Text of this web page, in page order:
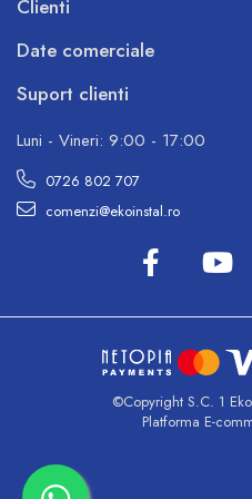
Clienti
Date comerciale
Suport clienti
Luni - Vineri: 9:00 - 17:00
0726 802 707
comenzi@ekoinstal.ro
©Copyright S.C. 1
Platforma E-